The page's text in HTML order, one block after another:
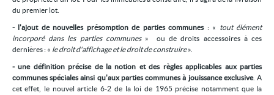
du premier lot.
- l'ajout de nouvelles présomption de parties communes: « tout élément
incorporé dans les parties communes» ou de droits accessoires à ces
dernières : « le droit d'affichage et le droit de construire».
- une définition précise de la notion et des règles applicables aux parties
communes spéciales ainsi qu'aux parties communes à jouissance exclusive. A
cet effet, le nouvel article 6-2 de la loi de 1965 précise notamment que la